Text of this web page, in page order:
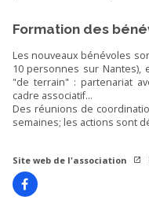
Formation des
Les nouveaux bénévoles
10 personnes sur Nantes),
"de terrain" : partenariat
cadre associatif...
Des réunions de
semaines; les actions sont
Site web de l'association